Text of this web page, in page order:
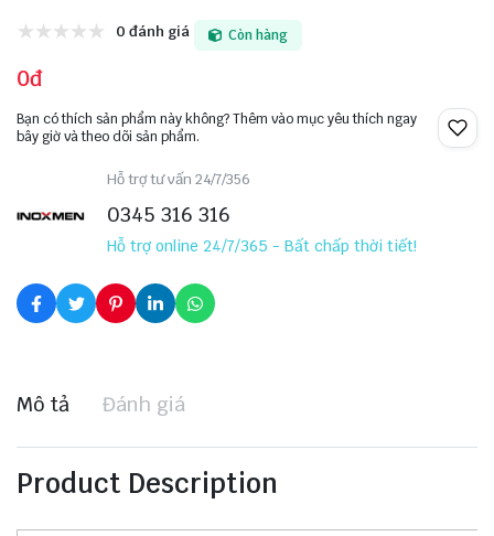
0 đánh giá Còn hàng
0đ
Bạn có thích sản phẩm này không? Thêm vào mục yêu thích ngay
bây giờ và theo dõi sản phẩm.
Hỗ trợ tư vấn 24/7/356
0345 316 316
Hỗ trợ online 24/7/365 - Bất chấp thời tiết!
Mô tả Đánh giá
Product Description